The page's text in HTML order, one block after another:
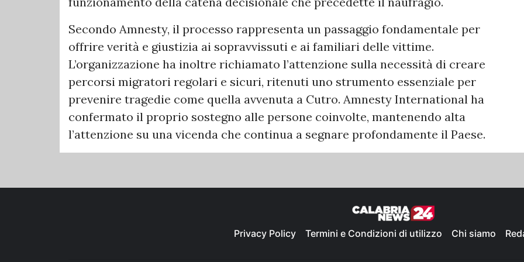
Secondo Amnesty, il processo rappresenta un passaggio fondamentale per
offrire verità e giustizia ai sopravvissuti e ai familiari delle vittime.
L’organizzazione ha inoltre richiamato l’attenzione sulla necessità di creare
percorsi migratori regolari e sicuri, ritenuti uno strumento essenziale per
prevenire tragedie come quella avvenuta a Cutro. Amnesty International ha
confermato il proprio sostegno alle persone coinvolte, mantenendo alta
l’attenzione su una vicenda che continua a segnare profondamente il Paese.
Privacy Policy Termini e Condizioni di utilizzo Chi siamo